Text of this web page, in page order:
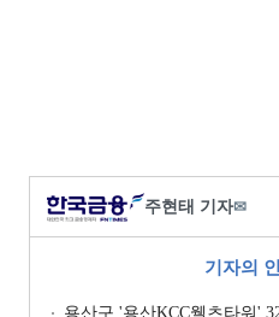
주현태 기자✉
기자의
용산구 '용산KCC웰츠타워' 32평, 5.5